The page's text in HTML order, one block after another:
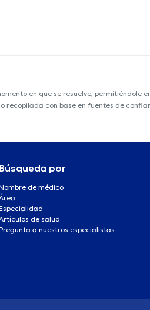
en que se resuelve, permitiéndole
con base en fuentes de
Búsqueda por
de médico
de salud
a nuestros especialistas